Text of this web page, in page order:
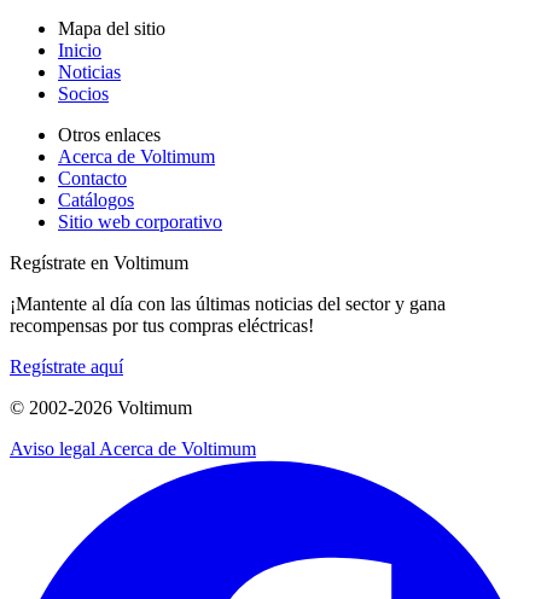
Mapa del sitio
Inicio
Noticias
Socios
Otros enlaces
Acerca de Voltimum
Contacto
Catálogos
Sitio web corporativo
Regístrate en Voltimum
¡Mantente al día con las últimas noticias del sector y gana
recompensas por tus compras eléctricas!
Regístrate aquí
© 2002-2026 Voltimum
Aviso legal Acerca de Voltimum